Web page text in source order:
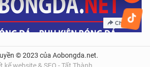
© 2023 của Aobongda.net.